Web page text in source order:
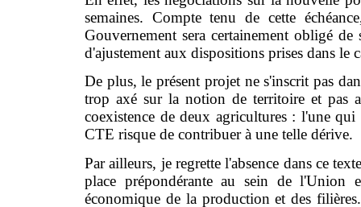
semaines. Compte tenu de cette
Gouvernement sera certainement obligé
d'ajustement aux dispositions prises dans le
De plus, le présent projet ne s'inscrit pas
trop axé sur la notion de territoire et pas
coexistence de deux agricultures : l'une
CTE risque de contribuer à une telle dérive.
Par ailleurs, je regrette l'absence dans ce
place prépondérante au sein de
économique de la production et des